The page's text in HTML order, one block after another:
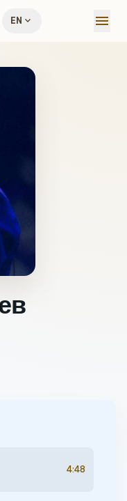
EN expand_more menu
4:48